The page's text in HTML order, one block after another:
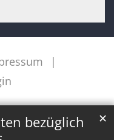
bezüglich
✕